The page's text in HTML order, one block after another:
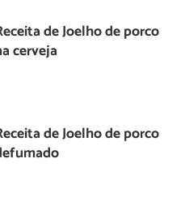
de Joelho de porco
cerveja
de Joelho de porco